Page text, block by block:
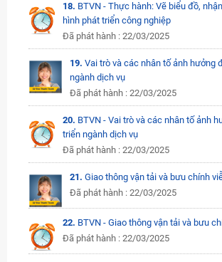
18. BTVN - Thực hành: Vẽ biểu đồ,
hình phát triển công nghiệp
Đã phát hành : 22/03/2025
19. Vai trò và các nhân tố ảnh hưởng
ngành dịch vụ
Đã phát hành : 22/03/2025
20. BTVN - Vai trò và các nhân tố ảnh
triển ngành dịch vụ
Đã phát hành : 22/03/2025
21. Giao thông vận tải và bưu chính
Đã phát hành : 22/03/2025
22. BTVN - Giao thông vận tải và bưu
Đã phát hành : 22/03/2025